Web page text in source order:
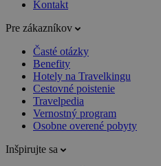
Kontakt
Pre zákazníkov
Časté otázky
Benefity
Hotely na Travelkingu
Cestovné poistenie
Travelpedia
Vernostný program
Osobne overené pobyty
Inšpirujte sa